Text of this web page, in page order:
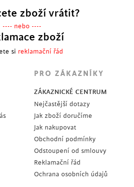
zboží vrátit?
---- nebo ----
zboží
si reklamační řád
PRO ZÁKAZNÍKY
ZÁKAZNICKÉ CENTRUM
Nejčastější dotazy
Jak zboží doručíme
Jak nakupovat
Obchodní podmínky
Odstoupení od smlouvy
Reklamační řád
Ochrana osobních údajů